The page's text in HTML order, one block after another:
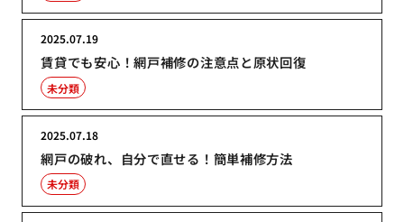
賃貸でも安心！網戸補修の注意点と原状回復
2025.07.19
未分類
網戸の破れ、自分で直せる！簡単補修方法
2025.07.18
未分類